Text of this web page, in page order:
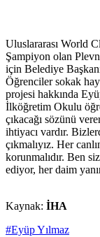
Uluslararası World
Şampiyon olan
için Belediye
Öğrenciler sokak
projesi hakkında
İlköğretim Okulu
çıkacağı sözünü
ihtiyacı vardır.
çıkmalıyız. Her
korunmalıdır. Ben
ediyor, her daim
Kaynak: İHA
#Eyüp Yılmaz